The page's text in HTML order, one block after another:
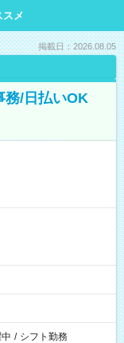
メ
掲載日：2026.08.05
務/日払いOK
/ シフト勤務